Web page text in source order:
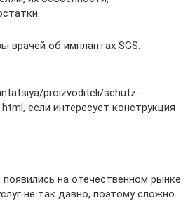
врачей об имплантах SGS.
proizvoditeli/schutz-
если интересует конструкция
на отечественном рынке
не так давно, поэтому сложно